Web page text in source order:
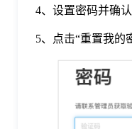
4、设置密码并确认
5、点击“重置我的